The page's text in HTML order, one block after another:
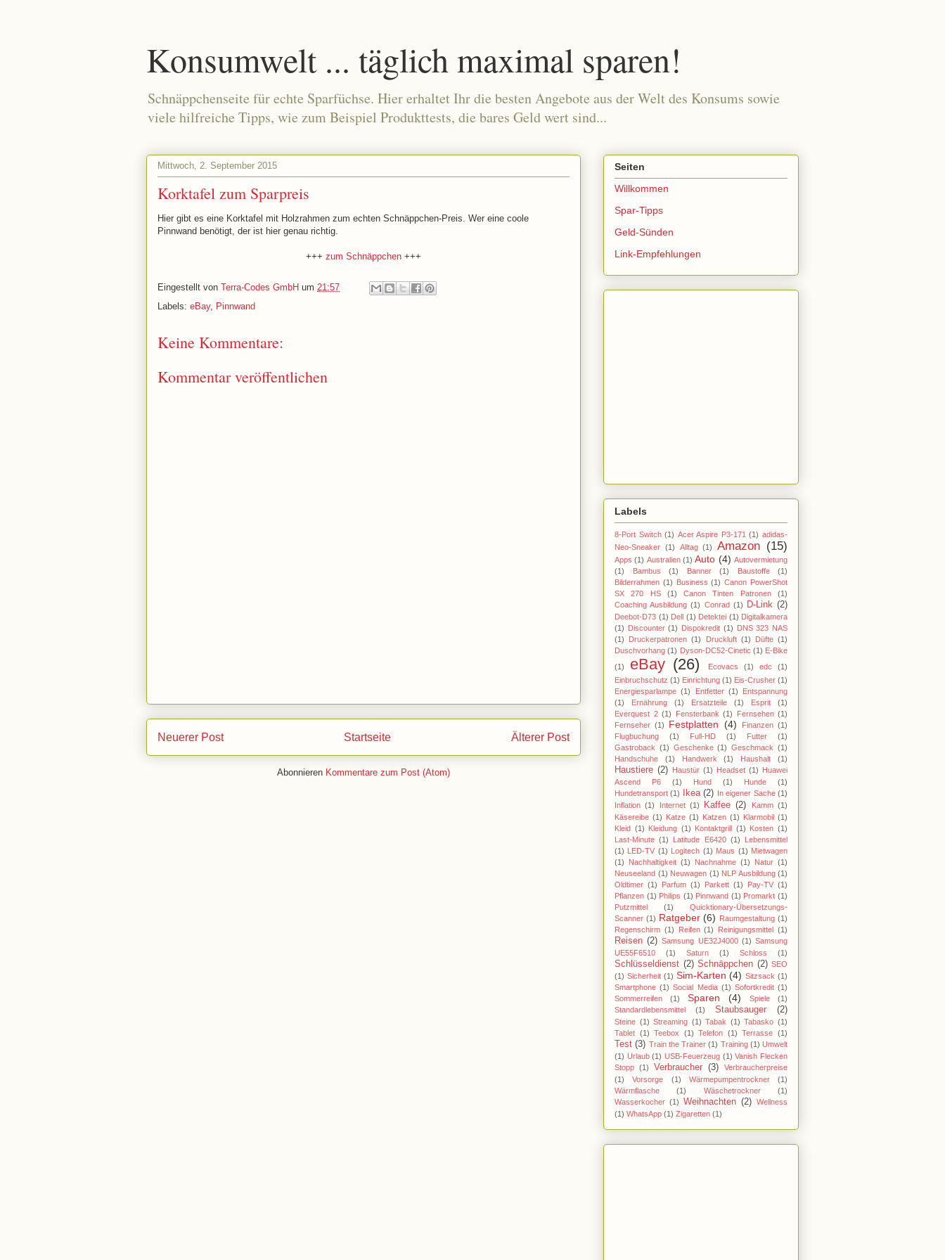
Konsumwelt ... täglich maximal sparen!
Schnäppchenseite für echte Sparfüchse. Hier erhaltet Ihr die besten Angebote aus der Welt des Konsums sowie
viele hilfreiche Tipps, wie zum Beispiel Produkttests, die bares Geld wert sind...
Mittwoch, 2. September 2015
Korktafel zum Sparpreis
Hier gibt es eine Korktafel mit Holzrahmen zum echten Schnäppchen-Preis. Wer eine coole
Pinnwand benötigt, der ist hier genau richtig.
+++ zum Schnäppchen +++
Eingestellt von Terra-Codes GmbH um 21:57
Labels: eBay, Pinnwand
Keine Kommentare:
Kommentar veröffentlichen
Neuerer Post Älterer Post
Startseite
Abonnieren Kommentare zum Post (Atom)
Seiten
Willkommen
Spar-Tipps
Geld-Sünden
Link-Empfehlungen
Labels
8-Port Switch (1) Acer Aspire P3-171 (1) adidas-
Neo-Sneaker (1) Alltag (1) Amazon (15)
Apps (1) Australien (1) Auto (4) Autovermietung
(1)
Bambus (1) Banner (1) Baustoffe
(1)
Bilderrahmen (1) Business (1) Canon PowerShot
SX 270 HS
(1) Canon Tinten Patronen
(1)
Coaching Ausbildung (1) Conrad (1) D-Link (2)
Deebot-D73 (1) Dell (1) Detektei (1) Digitalkamera
(1) Discounter (1) Dispokredit (1) DNS 323 NAS
(1)
Druckerpatronen (1) Druckluft (1) Düfte (1)
Duschvorhang (1) Dyson-DC52-Cinetic (1) E-Bike
(1)
eBay (26) Ecovacs (1) edc
(1)
Einbruchschutz (1) Einrichtung (1) Eis-Crusher (1)
Energiesparlampe (1) Entfetter (1)
Entspannung
(1)
Ernährung (1) Ersatzteile (1) Esprit
(1)
Everquest 2 (1) Fensterbank (1) Fernsehen (1)
Fernseher (1) Festplatten (4) Finanzen (1)
Flugbuchung
(1) Full-HD (1) Futter
(1)
Gastroback (1) Geschenke (1) Geschmack (1)
Handschuhe
(1) Handwerk (1) Haushalt (1)
Haustiere (2) Haustür (1) Headset (1) Huawei
Ascend P6
(1) Hund (1) Hunde
(1)
Hundetransport (1) Ikea (2) In eigener Sache (1)
Inflation (1) Internet (1) Kaffee (2) Kamm (1)
Käsereibe (1) Katze (1) Katzen (1) Klarmobil (1)
Kleid (1) Kleidung (1) Kontaktgrill (1) Kosten (1)
Last-Minute (1) Latitude E6420 (1)
Lebensmittel
(1) LED-TV (1) Logitech (1) Maus (1) Mietwagen
(1)
Nachhaltigkeit (1) Nachnahme (1) Natur (1)
Neuseeland (1) Neuwagen (1) NLP Ausbildung (1)
Oldtimer (1) Parfum (1) Parkett (1) Pay-TV (1)
Pflanzen (1) Philips (1) Pinnwand (1) Promarkt (1)
Putzmittel
(1)
Quicktionary-Übersetzungs-
Scanner (1) Ratgeber (6) Raumgestaltung (1)
Regenschirm (1) Reifen (1) Reinigungsmittel (1)
Reisen (2) Samsung UE32J4000 (1) Samsung
UE55F6510
(1) Saturn (1) Schloss (1)
Schlüsseldienst (2) Schnäppchen (2) SEO
(1) Sicherheit (1) Sim-Karten (4) Sitzsack (1)
Smartphone (1) Social Media (1) Sofortkredit (1)
Sommerreifen
(1) Sparen (4) Spiele
(1)
Standardlebensmittel
(1) Staubsauger (2)
Steine (1) Streaming (1) Tabak (1) Tabasko (1)
Tablet (1) Teebox (1) Telefon (1) Terrasse (1)
Test (3) Train the Trainer (1) Training (1) Umwelt
(1) Urlaub (1) USB-Feuerzeug (1) Vanish Flecken
Stopp (1) Verbraucher (3)
Verbraucherpreise
(1)
Vorsorge (1) Wärmepumpentrockner
(1)
Wärmflasche
(1) Wäschetrockner
(1)
Wasserkocher (1) Weihnachten (2) Wellness
(1) WhatsApp (1) Zigaretten (1)